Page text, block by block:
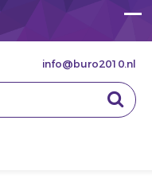
info@buro2010.nl